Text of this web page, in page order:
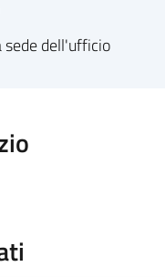
sede dell'ufficio